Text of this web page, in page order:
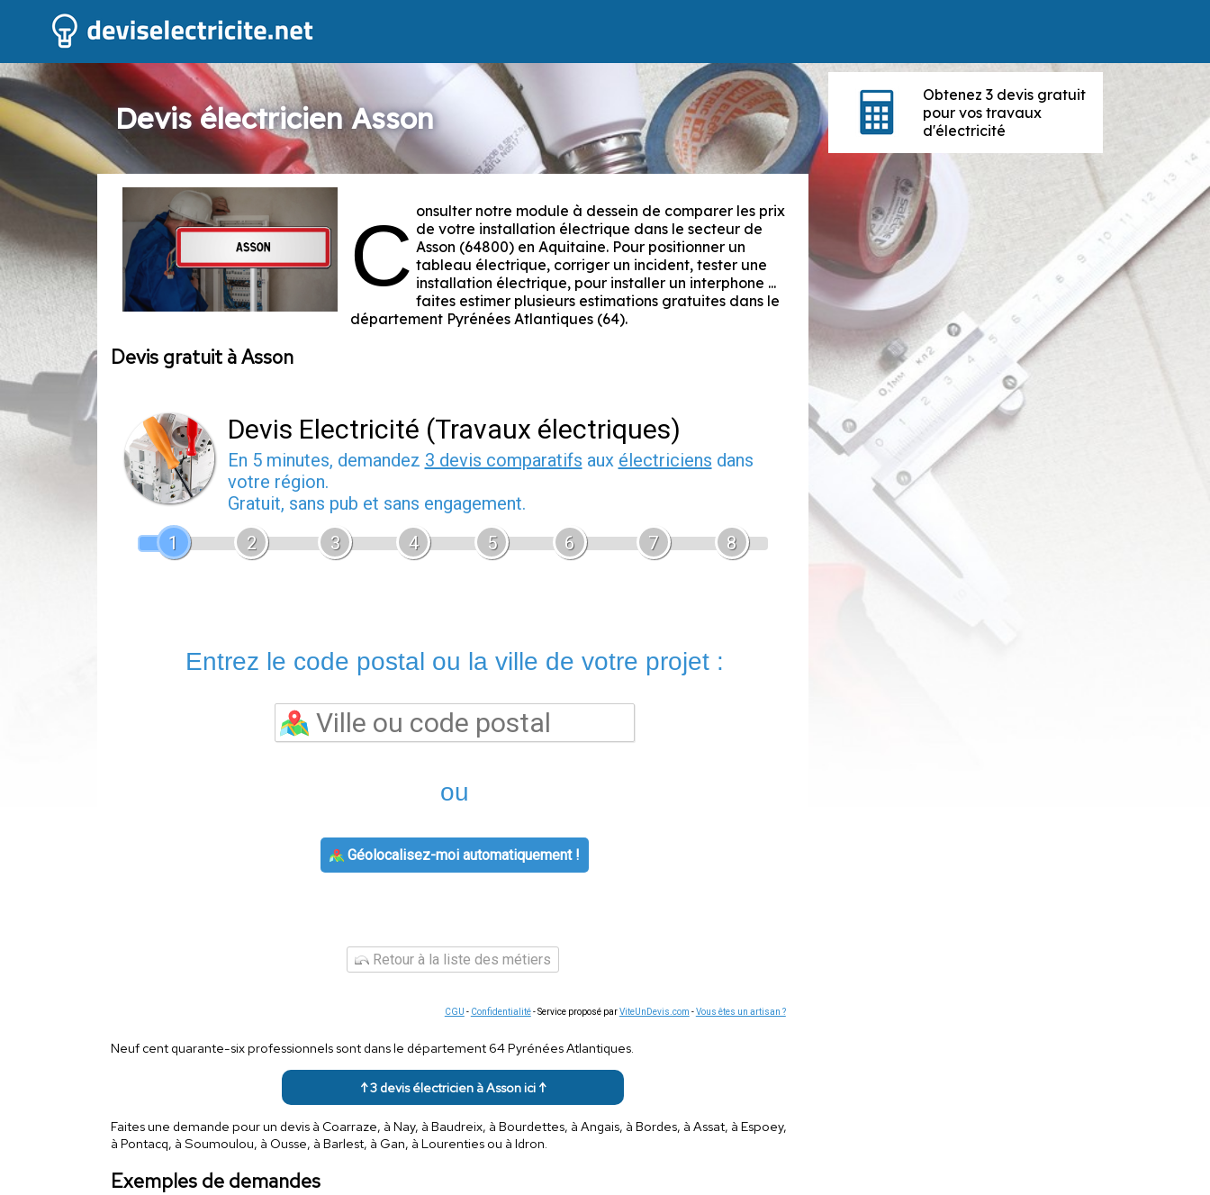
Devis électricien Asson
C onsulter notre module à dessein de comparer les prix
de votre installation électrique dans le secteur de
Asson (64800) en Aquitaine. Pour positionner un
tableau électrique, corriger un incident, tester une
installation électrique, pour installer un interphone ...
faites estimer plusieurs estimations gratuites dans le
département Pyrénées Atlantiques (64).
Devis gratuit à Asson
Devis Electricité (Travaux électriques)
En 5 minutes, demandez 3 devis comparatifs aux électriciens dans
votre région.
Gratuit, sans pub et sans engagement.
1
2 3 4 5 6 7 8
Entrez le code postal ou la ville de votre projet :
ou
Géolocalisez-moi automatiquement !
Retour à la liste des métiers
CGU - Confidentialité- Service proposé parViteUnDevis.com -Vous êtes un artisan ?
Neuf cent quarante-six professionnels sont dans le département 64 Pyrénées Atlantiques.
↑ 3 devis électricien à Asson ici ↑
Faites une demande pour un devis à Coarraze, à Nay, à Baudreix, à Bourdettes, à Angais, à Bordes, à Assat, à Espoey,
à Pontacq, à Soumoulou, à Ousse, à Barlest, à Gan, à Lourenties ou à Idron.
Exemples de demandes
Obtenez 3 devis gratuit
pour vos travaux
d'électricité